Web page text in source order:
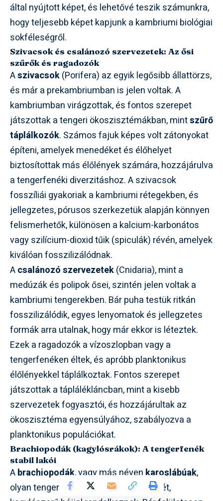
által nyújtott képet, és lehetővé teszik számunkra,
hogy teljesebb képet kapjunk a kambriumi biológiai
sokféleségről.
Szivacsok és csalánozó szervezetek: Az ősi
szűrők és ragadozók
Aszivacsok(Porifera) az egyik legősibb állattörzs,
és már a prekambriumban is jelen voltak. A
kambriumban virágzottak, és fontos szerepet
játszottak a tengeri ökoszisztémákban, mintszűrő
táplálkozók. Számos fajuk képes volt zátonyokat
építeni, amelyek menedéket és élőhelyet
biztosítottak más élőlények számára, hozzájárulva
a tengerfenéki diverzitáshoz. A szivacsok
fosszíliái gyakoriak a kambriumi rétegekben, és
jellegzetes, pórusos szerkezetük alapján könnyen
felismerhetők, különösen a kalcium-karbonátos
vagy szilícium-dioxid tűik (spiculák) révén, amelyek
kiválóan fosszilizálódnak.
Acsalánozó szervezetek(Cnidaria), mint a
medúzák és polipok ősei, szintén jelen voltak a
kambriumi tengerekben. Bár puha testük ritkán
fosszilizálódik, egyes lenyomatok és jellegzetes
formák arra utalnak, hogy már ekkor is léteztek.
Ezek a ragadozók a vízoszlopban vagy a
tengerfenéken éltek, és apróbb planktonikus
élőlényekkel táplálkoztak. Fontos szerepet
játszottak a táplálékláncban, mint a kisebb
szervezetek fogyasztói, és hozzájárultak az
ökoszisztéma egyensúlyához, szabályozva a
planktonikus populációkat.
Brachiopodák (kagylósrákok): A tengerfenék
stabil lakói
Abrachiopodák, vagy más néven karoslábúak,
olyan tengeri gerinctelenek, amelyek két,